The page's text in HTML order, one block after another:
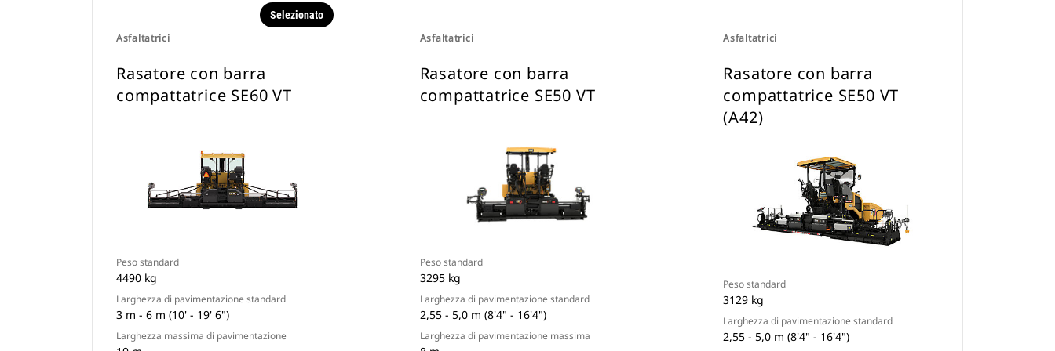
Asfaltatrici
Selezionato
Rasatore con barra
compattatrice SE60 VT
Peso standard
4490 kg
Larghezza di pavimentazione standard
3 m - 6 m (10' - 19' 6")
Larghezza massima di pavimentazione
Asfaltatrici
Rasatore con barra
compattatrice SE50 VT
Peso standard
3295 kg
Larghezza di pavimentazione standard
2,55 - 5,0 m (8'4" - 16'4")
Larghezza di pavimentazione massima
Asfaltatrici
Rasatore con barra
compattatrice SE50 VT
(A42)
Peso standard
3129 kg
Larghezza di pavimentazione standard
2,55 - 5,0 m (8'4" - 16'4")